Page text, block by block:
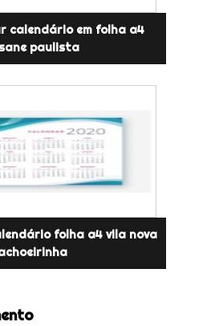
calendário em folha a4
paulista
folha a4 vila nova